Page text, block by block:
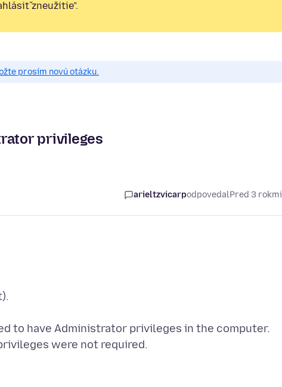
zneužitie”.
prosím novú otázku.
privileges
arieltzvicarpodpovedalPred 3 rokmi
to have Administrator privileges in the computer.